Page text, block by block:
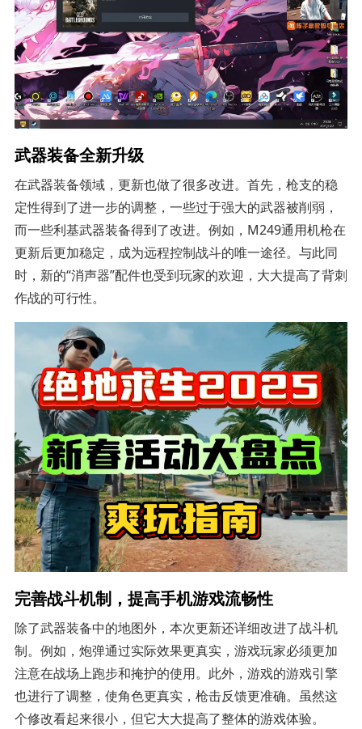
武器装备全新升级
在武器装备领域，更新也做了很多改进。首先，枪支的稳
定性得到了进一步的调整，一些过于强大的武器被削弱，
而一些利基武器装备得到了改进。例如，M249通用机枪在
更新后更加稳定，成为远程控制战斗的唯一途径。与此同
时，新的“消声器”配件也受到玩家的欢迎，大大提高了背刺
作战的可行性。
完善战斗机制，提高手机游戏流畅性
除了武器装备中的地图外，本次更新还详细改进了战斗机
制。例如，炮弹通过实际效果更真实，游戏玩家必须更加
注意在战场上跑步和掩护的使用。此外，游戏的游戏引擎
也进行了调整，使角色更真实，枪击反馈更准确。虽然这
个修改看起来很小，但它大大提高了整体的游戏体验。